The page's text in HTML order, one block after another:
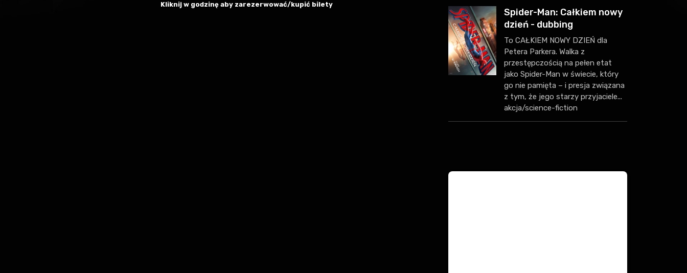
Kliknij w godzinę aby zarezerwować/kupić bilety
Spider-Man: Całkiem nowy
dzień - dubbing
To CAŁKIEM NOWY DZIEŃ dla
Petera Parkera. Walka z
przestępczością na pełen etat
jako Spider-Man w świecie, który
go nie pamięta – i presja związana
z tym, że jego starzy przyjaciele...
akcja/science-fiction